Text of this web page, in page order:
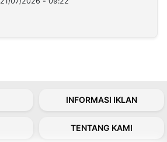
INFORMASI IKLAN
TENTANG KAMI